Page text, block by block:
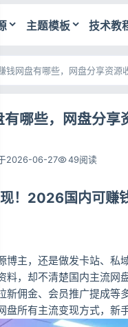
主题模板 技术教
钱网盘有哪些，网盘分享资源
哪些，网盘分享
于2026-06-27 49阅读
！2026国内可赚
博主，还是做发卡站、私
料，却不清楚国内主流
新佣金、会员推广提成
盘所有主流变现方式，新